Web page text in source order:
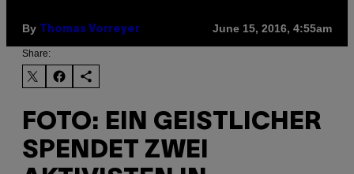
By Thomas Vorreyer June 15, 2016, 4:55am
Share:
FOTO: EIN GEISTLICHER
SPENDET ZWEI